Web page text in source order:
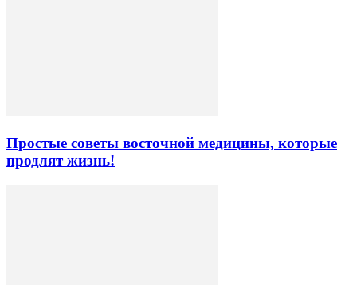
Простые советы восточной медицины, которые
продлят жизнь!